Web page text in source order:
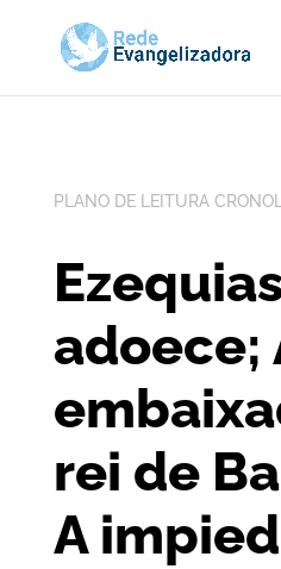
PLANO DE LEITURA
adoece;
rei de
A